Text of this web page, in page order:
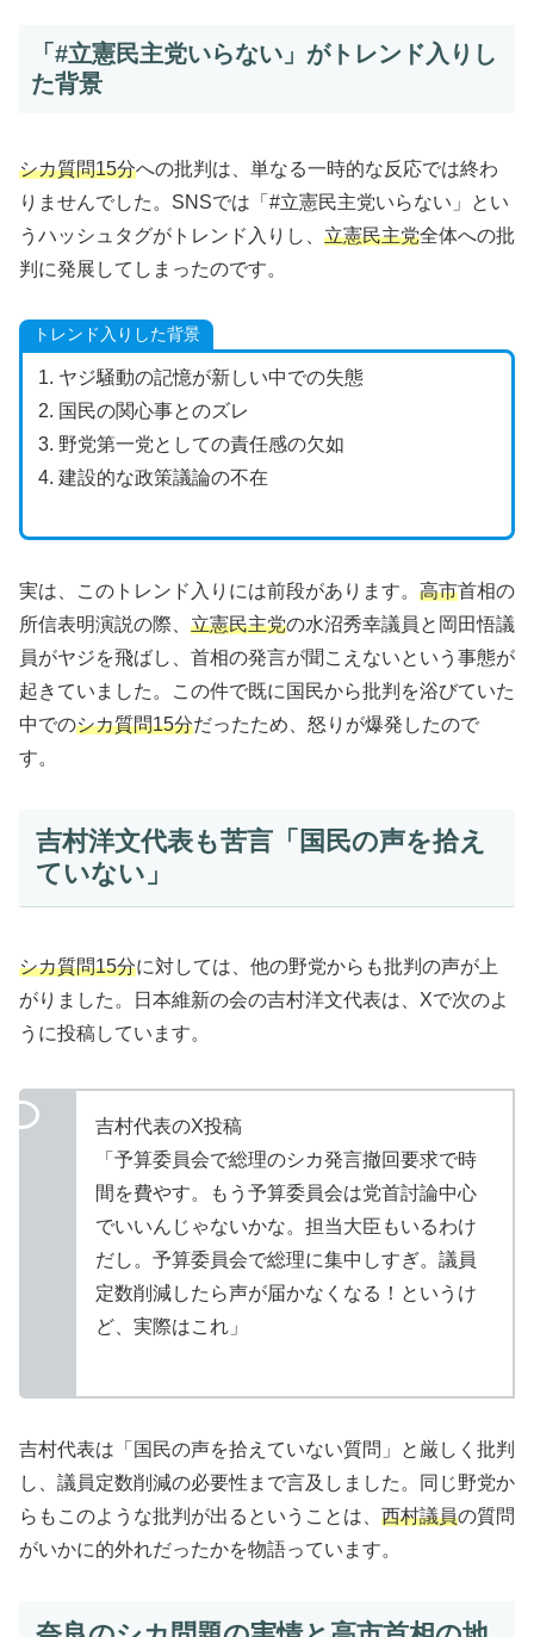
「#立憲民主党いらない」がトレンド入りし
た背景
シカ質問15分への批判は、単なる一時的な反応では終わ
りませんでした。SNSでは「#立憲民主党いらない」とい
うハッシュタグがトレンド入りし、 立憲民主党全体への批
判に発展してしまったのです。
トレンド入りした背景
1. ヤジ騒動の記憶が新しい中での失態
2. 国民の関心事とのズレ
3. 野党第一党としての責任感の欠如
4. 建設的な政策議論の不在
実は、このトレンド入りには前段があります。 高市首相の
所信表明演説の際、 立憲民主党の水沼秀幸議員と岡田悟議
員がヤジを飛ばし、首相の発言が聞こえないという事態が
起きていました。この件で既に国民から批判を浴びていた
中でのシカ質問15分だったため、怒りが爆発したので
す。
吉村洋文代表も苦言「国民の声を拾え
ていない」
シカ質問15分に対しては、他の野党からも批判の声が上
がりました。日本維新の会の吉村洋文代表は、Xで次のよ
うに投稿しています。
吉村代表のX投稿
「予算委員会で総理のシカ発言撤回要求で時
間を費やす。もう予算委員会は党首討論中心
でいいんじゃないかな。担当大臣もいるわけ
だし。予算委員会で総理に集中しすぎ。議員
定数削減したら声が届かなくなる！というけ
ど、実際はこれ」
吉村代表は「国民の声を拾えていない質問」と厳しく批判
し、議員定数削減の必要性まで言及しました。同じ野党か
らもこのような批判が出るということは、 西村議員の質問
がいかに的外れだったかを物語っています。